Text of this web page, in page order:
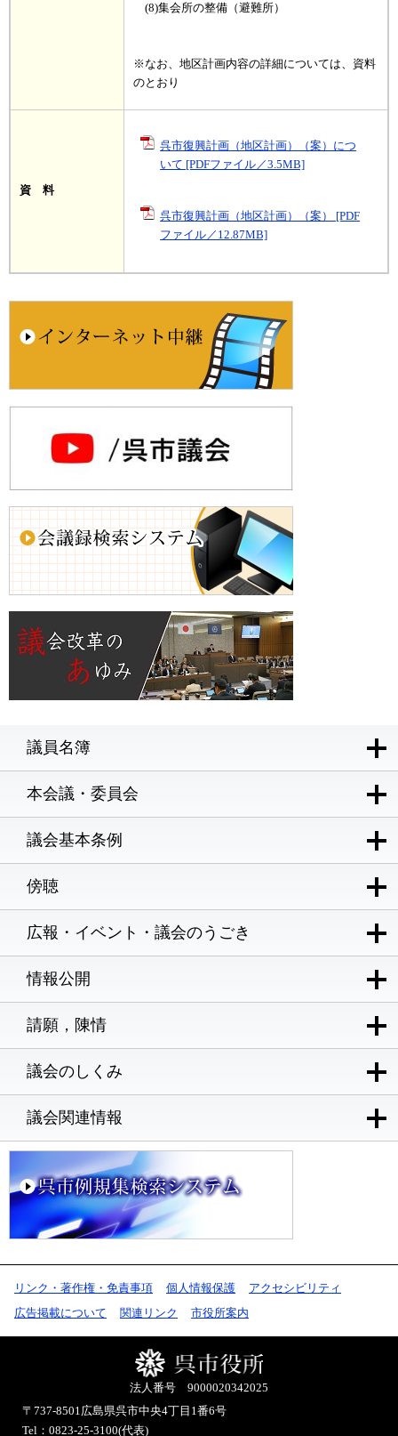
(8)集会所の整備（避難所）
※なお、地区計画内容の詳細については、資料
のとおり
資 料
呉市復興計画（地区計画）（案）につ
いて [PDFファイル／3.5MB]
呉市復興計画（地区計画）（案） [PDF
ファイル／12.87MB]
議員名簿
本会議・委員会
議会基本条例
傍聴
広報・イベント・議会のうごき
情報公開
請願，陳情
議会のしくみ
議会関連情報
リンク・著作権・免責事項 個人情報保護
アクセシビリティ
広告掲載について
関連リンク 市役所案内
法人番号 9000020342025
〒737-8501広島県呉市中央4丁目1番6号
Tel：0823-25-3100(代表)